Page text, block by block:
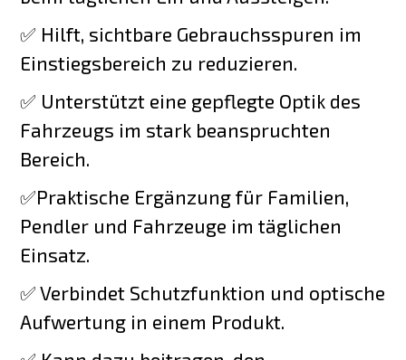
✅ Hilft, sichtbare Gebrauchsspuren im
Einstiegsbereich zu reduzieren.
✅ Unterstützt eine gepflegte Optik des
Fahrzeugs im stark beanspruchten
Bereich.
✅Praktische Ergänzung für Familien,
Pendler und Fahrzeuge im täglichen
Einsatz.
✅ Verbindet Schutzfunktion und optische
Aufwertung in einem Produkt.